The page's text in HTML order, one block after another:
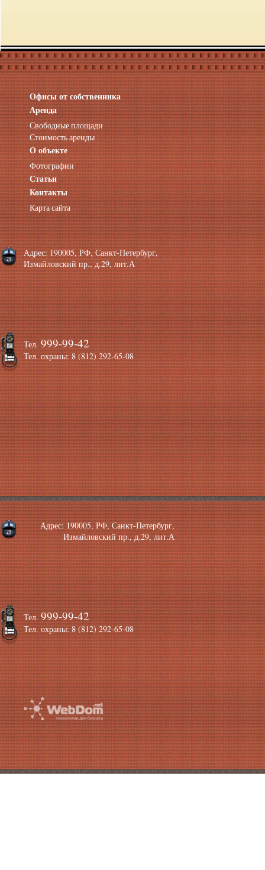
Офисы от собственника
Аренда нежилых помещений
Аренда помещений от собственника
Аренда конференц-зала СПб
Офисы у метро
Офисы в Адмиралтейском районе
Помещения с отдельным входом
Небольшие офисы
Аренда офиса около метро
Снять помещение у метро
Аренда помещений у метро
Аренда помещений район Адмиралтейский
Аренда офиса Технологический институт
Аренда помещений Фрунзенская
Аренда
Свободные площади
Стоимость аренды
О объекте
Фотографии
Статьи
Контакты
Карта сайта
Тел.999-99-42
Тел. охраны: 8 (812) 292-65-08
Адрес: 190005, РФ, Санкт-Петербург,
Измайловский пр., д.29, лит.А
Тел.999-99-42
Тел. охраны: 8 (812) 292-65-08
Адрес: 190005, РФ, Санкт-Петербург,
Измайловский пр., д.29, лит.А